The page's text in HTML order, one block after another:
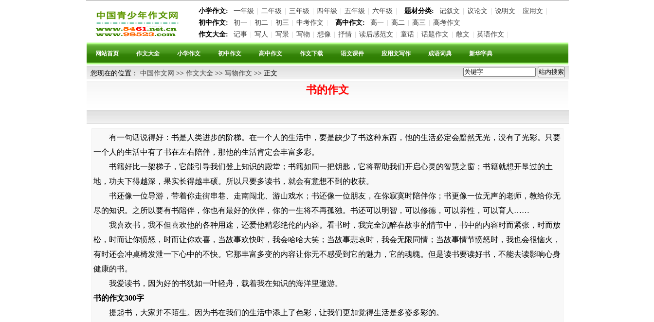
小学作文: 一年级 二年级 三年级 四年级 五年级 六年级 题材分类: 记叙文 议论文 说明文 应用文
初中作文:
初一 初二 初三 中考作文 高中作文: 高一 高二 高三 高考作文
作文大全:
记事 写人 写景 写物 想像 抒情 读后感范文 童话 话题作文 散文 英语作文
网站首页 作文大全 小学作文 初中作文 高中作文 作文下载 语文课件 应用文写作 成语词典 新华字典
您现在的位置： 中国作文网 >> 作文大全 >> 写物作文 >> 正文
书的作文
有一句话说得好：书是人类进步的阶梯。在一个人的生活中，要是缺少了书这种东西，他的生活必定会黯然无光，没有了光彩。只要
一个人的生活中有了书在左右陪伴，那他的生活肯定会丰富多彩。
书籍好比一架梯子，它能引导我们登上知识的殿堂；书籍如同一把钥匙，它将帮助我们开启心灵的智慧之窗；书籍就想开垦过的土
地，功夫下得越深，果实长得越丰硕。所以只要多读书，就会有意想不到的收获。
书还像一位导游，带着你走街串巷、走南闯北、游山戏水；书还像一位朋友，在你寂寞时陪伴你；书更像一位无声的老师，教给你无
尽的知识。之所以要有书陪伴，你也有最好的伙伴，你的一生将不再孤独。书还可以明智，可以修德，可以养性，可以育人……
我喜欢书，我不但喜欢他的各种用途，还爱他精彩绝伦的内容。看书时，我完全沉醉在故事的情节中，书中的内容时而紧张，时而放
松，时而让你愤怒，时而让你欢喜，当故事欢快时，我会哈哈大笑；当故事悲哀时，我会无限同情；当故事情节愤怒时，我也会很恼火，
有时还会冲桌椅发泄一下心中的不快。它那丰富多变的内容让你无不感受到它的魅力，它的魂魄。但是读书要读好书，不能去读影响心身
健康的书。
我爱读书，因为好的书犹如一叶轻舟，载着我在知识的海洋里遨游。
书的作文300字
提起书，大家并不陌生。因为书在我们的生活中添上了色彩，让我们更加觉得生活是多姿多彩的。